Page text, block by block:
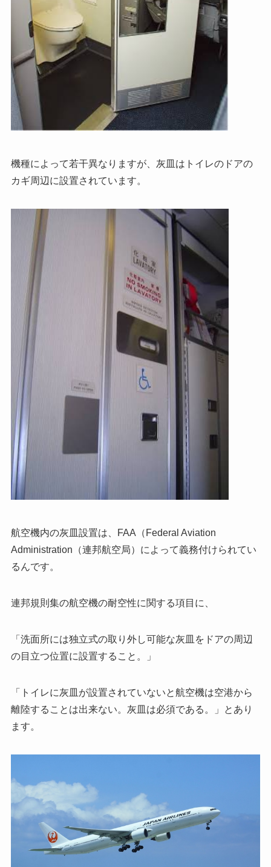
機種によって若干異なりますが、灰皿はトイレのドアの
カギ周辺に設置されています。
航空機内の灰皿設置は、FAA（Federal Aviation
Administration（連邦航空局）によって義務付けられてい
るんです。
連邦規則集の航空機の耐空性に関する項目に、
「洗面所には独立式の取り外し可能な灰皿をドアの周辺
の目立つ位置に設置すること。」
「トイレに灰皿が設置されていないと航空機は空港から
離陸することは出来ない。灰皿は必須である。」とあり
ます。